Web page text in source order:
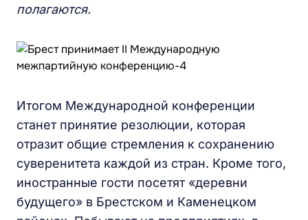
полагаются.
Итогом Международной конференции
станет принятие резолюции, которая
отразит общие стремления к сохранению
суверенитета каждой из стран. Кроме того,
иностранные гости посетят «деревни
будущего» в Брестском и Каменецком